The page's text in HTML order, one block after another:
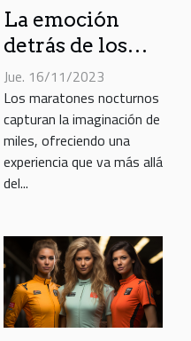
La emoción
detrás de los
maratones
nocturnos
Jue. 16/11/2023
Los maratones nocturnos
capturan la imaginación de
miles, ofreciendo una
experiencia que va más allá
del...